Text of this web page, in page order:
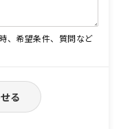
、希望条件、質問など
る